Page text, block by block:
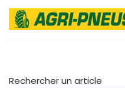
Aller
Rechercher un article